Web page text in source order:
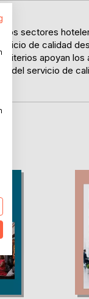
los sectores
de calidad
apoyan los
del servicio de